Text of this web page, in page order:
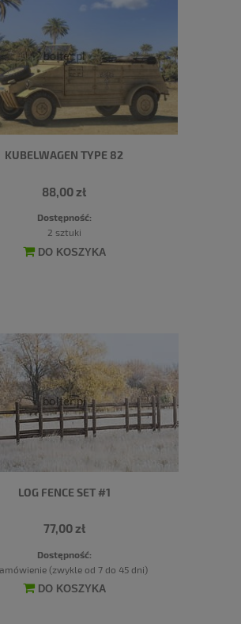
KUBELWAGEN TYPE 82
88,00 zł
Dostępność:
2 sztuki
DO KOSZYKA
LOG FENCE SET #1
77,00 zł
Dostępność:
(zwykle od 7 do 45 dni)
DO KOSZYKA